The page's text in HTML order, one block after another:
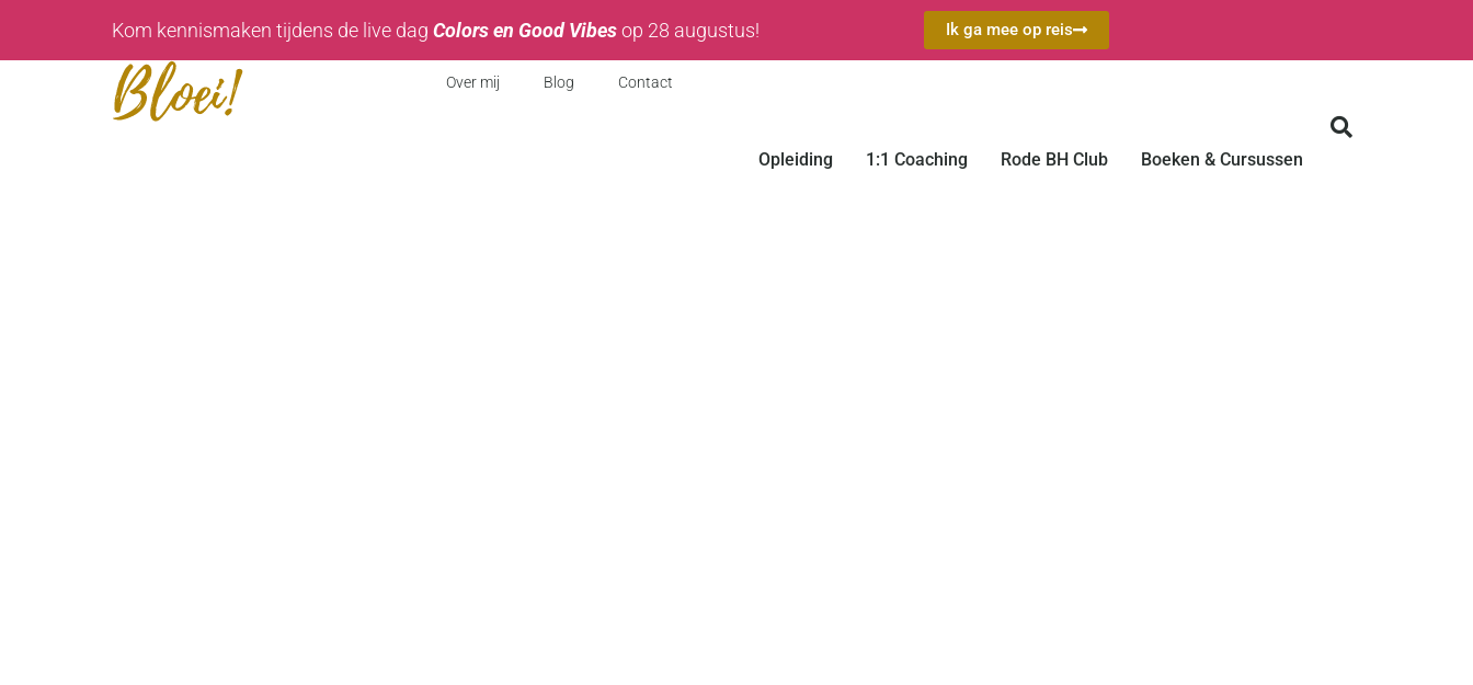
Kom kennismaken tijdens de live dag Colors en Good Vibesop 28 augustus! Ik ga mee op reis
Over mij Blog Contact
Opleiding 1:1 Coaching Rode BH Club Boeken & Cursussen